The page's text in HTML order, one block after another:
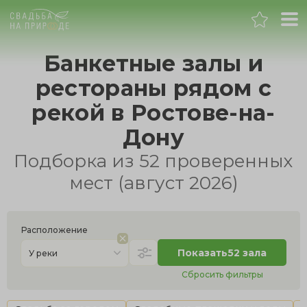
Ростов-на-Дону
Банкет
Свадьба
День рождения
Банкетные залы и
рестораны рядом с
рекой в Ростове-на-
Дону
Подборка из 52 проверенных
мест (август 2026)
У реки
Расположение
Показать52 зала
Сбросить фильтры